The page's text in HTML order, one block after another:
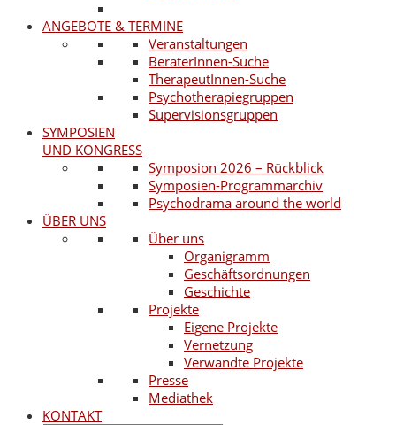
ANGEBOTE & TERMINE
Veranstaltungen
BeraterInnen-Suche
TherapeutInnen-Suche
Psychotherapiegruppen
Supervisionsgruppen
SYMPOSIEN
UND KONGRESS
Symposion 2026 – Rückblick
Symposien-Programmarchiv
Psychodrama around the world
ÜBER UNS
Über uns
Organigramm
Geschäftsordnungen
Geschichte
Projekte
Eigene Projekte
Vernetzung
Verwandte Projekte
Presse
Mediathek
KONTAKT